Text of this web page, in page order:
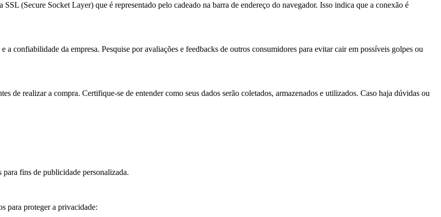
(Secure Socket Layer) que é representado pelo cadeado na barra de endereço do navegador. Isso indica que a conexão é
a confiabilidade da empresa. Pesquise por avaliações e feedbacks de outros consumidores para evitar cair em possíveis golpes ou
de realizar a compra. Certifique-se de entender como seus dados serão coletados, armazenados e utilizados. Caso haja dúvidas ou
fins de publicidade personalizada.
para proteger a privacidade: